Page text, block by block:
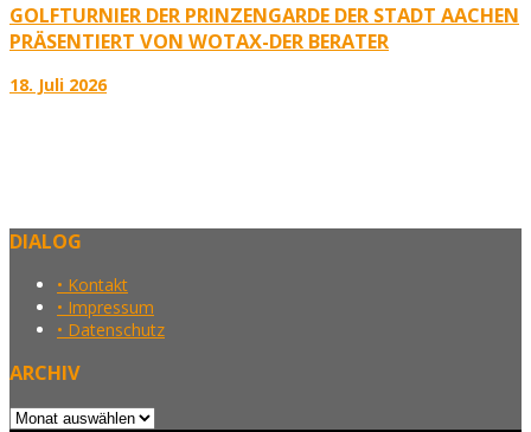
GOLFTURNIER DER PRINZENGARDE DER STADT AACHEN
PRÄSENTIERT VON WOTAX-DER BERATER
18. Juli 2026
DIALOG
• Kontakt
• Impressum
• Datenschutz
ARCHIV
Archiv